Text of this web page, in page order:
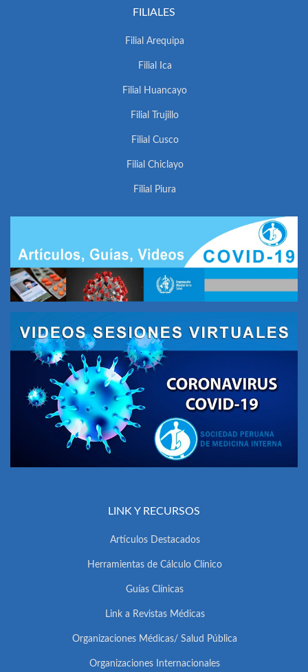
FILIALES
Filial Arequipa
Filial Ica
Filial Huancayo
Filial Trujillo
Filial Cusco
Filial Chiclayo
Filial Piura
LINK Y RECURSOS
Artículos Destacados
Herramientas de Cálculo Clínico
Guías Clínicas
Link a Revistas Médicas
Organizaciones Médicas/ Salud Pública
Organizaciones Internacionales